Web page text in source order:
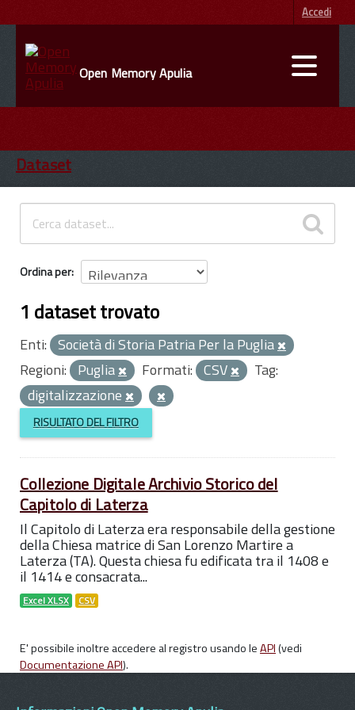
Accedi
Open Memory Apulia
ENTI
INFORMAZIONI
Dataset
Ordina per
1 dataset trovato
Enti: Società di Storia Patria Per la Puglia
Regioni: Puglia Formati: CSV
Tag:
digitalizzazione
RISULTATO DEL FILTRO
Collezione Digitale Archivio Storico del
Capitolo di Laterza
Il Capitolo di Laterza era responsabile della gestione
della Chiesa matrice di San Lorenzo Martire a
Laterza (TA). Questa chiesa fu edificata tra il 1408 e
il 1414 e consacrata...
Excel XLSX CSV
E' possibile inoltre accedere al registro usando leAPI(vedi
Documentazione API).